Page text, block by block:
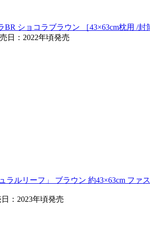
BR ショコラブラウン ［43×63cm枕用 /封
日：2022年頃発売
ラルリーフ」 ブラウン 約43×63cm フ
：2023年頃発売